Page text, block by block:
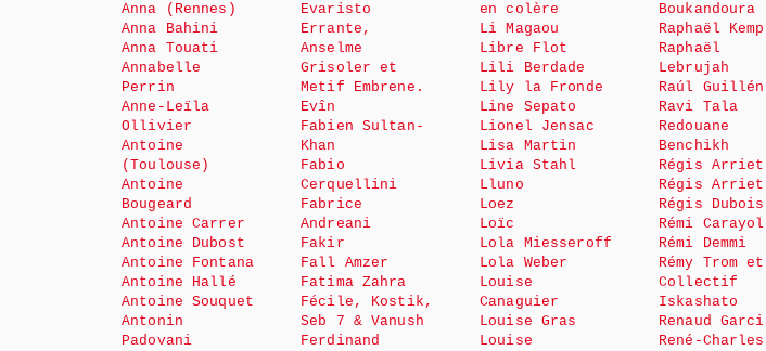
Anna (Rennes)
Anna Bahini
Anna Touati
Annabelle
Perrin
Anne-Leïla
Ollivier
Antoine
(Toulouse)
Antoine
Bougeard
Antoine Carrer
Antoine Dubost
Antoine Fontana
Antoine Hallé
Antoine Souquet
Antonin
Padovani
Evaristo
Errante,
Anselme
Grisoler et
Metif Embrene.
Evîn
Fabien Sultan-
Khan
Fabio
Cerquellini
Fabrice
Andreani
Fakir
Fall Amzer
Fatima Zahra
Fécile, Kostik,
Seb 7 & Vanush
Ferdinand
en colère
Li Magaou
Libre Flot
Lili Berdade
Lily la Fronde
Line Sepato
Lionel Jensac
Lisa Martin
Livia Stahl
Lluno
Loez
Loïc
Lola Miesseroff
Lola Weber
Louise
Canaguier
Louise Gras
Louise
Boukandoura
Raphaël
Raphaël
Lebrujah
Raúl Guillén
Ravi Tala
Redouane
Benchikh
Régis Arriet
Régis Arriet
Régis Dubois
Rémi Carayol
Rémi Demmi
Rémy Trom et
Collectif
Iskashato
Renaud
René-Charles